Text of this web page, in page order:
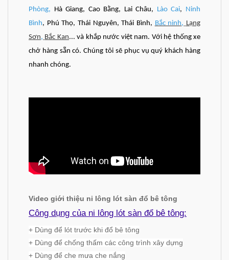
Phòng, Hà Giang, Cao Bằng, Lai Châu, Lào Cai, Ninh
Bình, Phú Thọ, Thái Nguyên, Thái Bình, Bắc ninh, Lạng
Sơn, Bắc Kan... và khắp nước việt nam. Với hệ thống xe
chở hàng sẵn có. Chúng tôi sẽ phục vụ quý khách hàng
nhanh chóng.
Video giới thiệu ni lông lót sàn đổ bê tông
Công dụng của ni lông lót sàn đổ bê tông:
+ Dùng để lót trước khi đổ bê tông
+ Dùng để chống thấm các công trình xây dựng
+ Dùng để che mưa che nắng